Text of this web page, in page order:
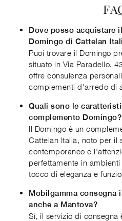
Dove posso acquistare
Domingo di Cattelan
Puoi trovare il Domingo
situato in Via Paradello,
offre consulenza
complementi d'arredo di
Quali sono le
complemento Domingo?
Il Domingo è un
Cattelan Italia, noto per il
contemporaneo e
perfettamente in
tocco di eleganza e
Mobilgamma consegna
anche a Mantova?
Sì, il servizio di consegna